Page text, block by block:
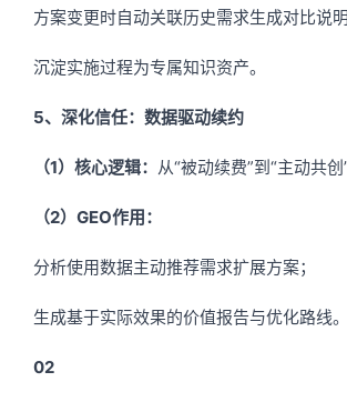
方案变更时自动关联历史需求生成对比说明
沉淀实施过程为专属知识资产。
5、深化信任：数据驱动续约
（1）核心逻辑： 从“被动续费”到“主动共创
（2）GEO作用：
分析使用数据主动推荐需求扩展方案；
生成基于实际效果的价值报告与优化路线。
02